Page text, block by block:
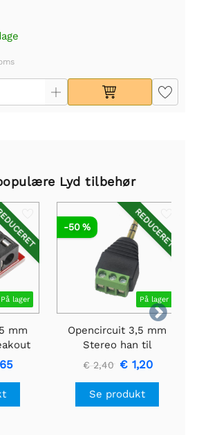
Lyd tilbehør

På lager
mm
REDUCERET
På lager
-50 %
Opencircuit 3,5 mm
Stereo han til
klemrække adapter
€ 2,40 € 1,20
Se produkt